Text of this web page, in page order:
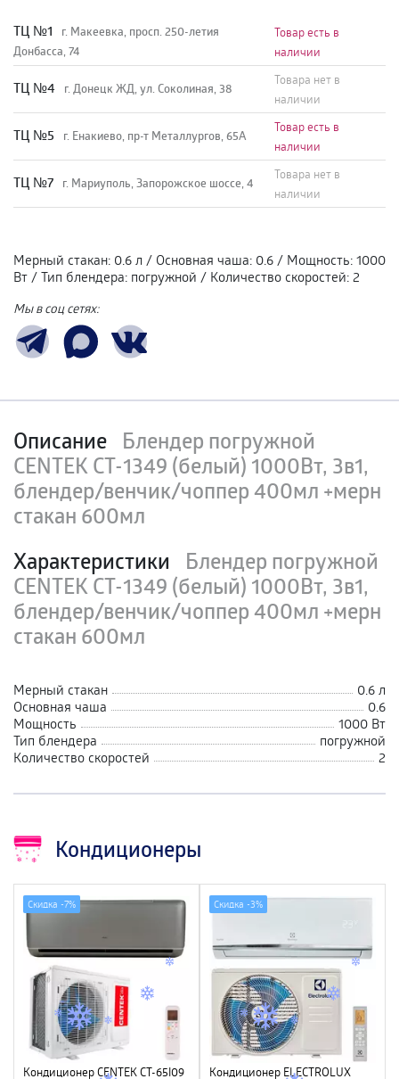
TЦ №1
г. Макеевка, просп. 250-летия
Донбасса, 74
Товар есть в
наличии
TЦ №4 г. Донецк ЖД, ул. Соколиная, 38
Товара нет в
наличии
TЦ №5 г. Енакиево, пр-т Металлургов, 65А
Товар есть в
наличии
ТЦ №7 г. Мариуполь, Запорожское шоссе, 4
Товара нет в
наличии
Мерный стакан: 0.6 л / Основная чаша: 0.6 / Мощность: 1000
Вт / Тип блендера: погружной / Количество скоростей: 2
Мы в соц сетях:
Описание Блендер погружной
CENTEK CT-1349 (белый) 1000Вт, 3в1,
блендер/венчик/чоппер 400мл +мерн
стакан 600мл
Характеристики
Блендер погружной
CENTEK CT-1349 (белый) 1000Вт, 3в1,
блендер/венчик/чоппер 400мл +мерн
стакан 600мл
Мерный стакан
0.6 л
Основная чаша
0.6
Мощность
1000 Вт
Тип блендера
погружной
Количество скоростей
2
Кондиционеры
Кондиционер CENTEK CT-65I09
Скидка -7%
Кондиционер ELECTROLUX
Скидка -3%